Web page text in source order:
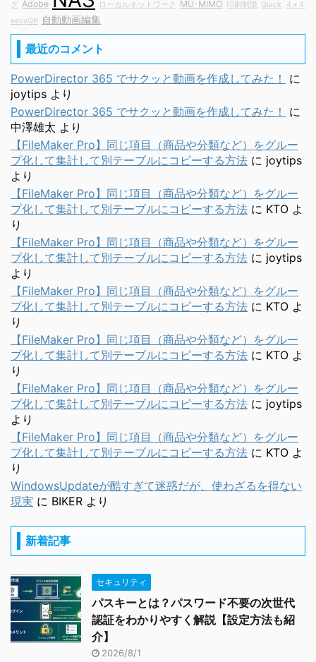
グ Adobe ローカルネットワーク MU-MIMO 印刷制限 Quick
４×４
easyQR
自動動画編集
最近のコメント
PowerDirector 365 でサクッと動画を作成してみた！
に
joytips より
PowerDirector 365 でサクッと動画を作成してみた！
に
中澤雄太 より
【FileMaker Pro】同じ項目（商品や分類など）をグルー
プ化して集計して別テーブルにコピーする方法 に joytips
より
【FileMaker Pro】同じ項目（商品や分類など）をグルー
プ化して集計して別テーブルにコピーする方法 に KTO よ
り
【FileMaker Pro】同じ項目（商品や分類など）をグルー
プ化して集計して別テーブルにコピーする方法 に joytips
より
【FileMaker Pro】同じ項目（商品や分類など）をグルー
プ化して集計して別テーブルにコピーする方法 に KTO よ
り
【FileMaker Pro】同じ項目（商品や分類など）をグルー
プ化して集計して別テーブルにコピーする方法 に KTO よ
り
【FileMaker Pro】同じ項目（商品や分類など）をグルー
プ化して集計して別テーブルにコピーする方法 に joytips
より
【FileMaker Pro】同じ項目（商品や分類など）をグルー
プ化して集計して別テーブルにコピーする方法 に KTO よ
り
WindowsUpdateが酷すぎて迷惑だが、使わざるを得ない
現実 に BIKER より
新着記事
セキュリティ
パスキーとは？パスワード不要の次世代
認証をわかりやすく解説【設定方法も紹
介】
2026/8/1